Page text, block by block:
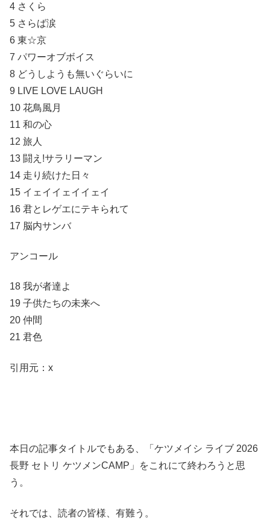
4 さくら
5 さらば涙
6 東☆京
7 パワーオブボイス
8 どうしようも無いぐらいに
9 LIVE LOVE LAUGH
10 花鳥風月
11 和の心
12 旅人
13 闘え!サラリーマン
14 走り続けた日々
15 イェイイェイイェイ
16 君とレゲエにテキられて
17 脳内サンバ
アンコール
18 我が者達よ
19 子供たちの未来へ
20 仲間
21 君色
引用元：x
本日の記事タイトルでもある、「ケツメイシ ライブ 2026
長野 セトリ ケツメンCAMP」をこれにて終わろうと思
う。
それでは、読者の皆様、有難う。